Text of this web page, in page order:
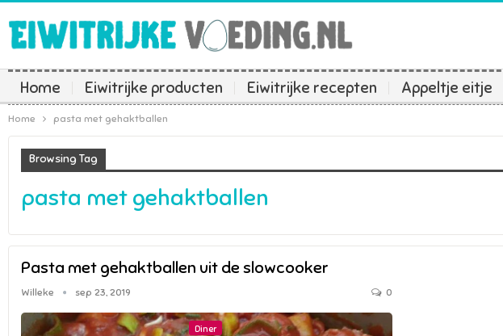
Home Eiwitrijke producten Eiwitrijke recepten Appeltje eitje
Home pasta met gehaktballen
Browsing Tag
pasta met gehaktballen
Pasta met gehaktballen uit de slowcooker
Willeke sep 23, 2019 0
Diner